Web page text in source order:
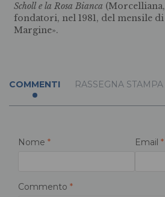
Scholl e la Rosa Bianca
fondatori, nel 1981, del mensile
Margine».
COMMENTI RASSEGNA STAMPA
Nome * Email *
Commento *